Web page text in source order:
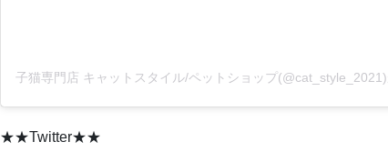
★★Twitter★★